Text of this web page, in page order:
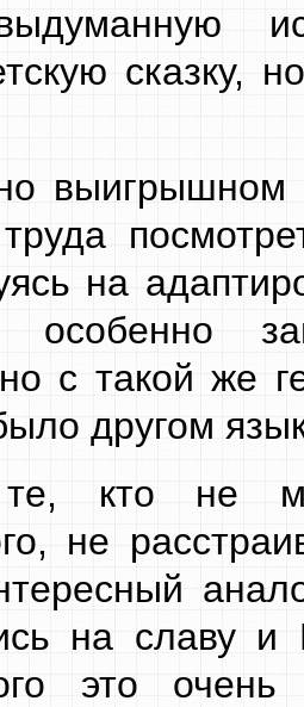
сказку,
выигрышном
труда
на
с такой же
другом
кто не
не
на славу и
это очень